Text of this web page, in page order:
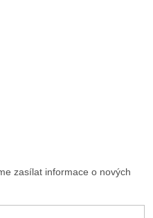
zasílat informace o nových